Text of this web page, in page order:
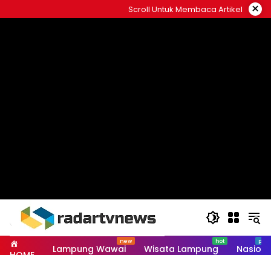
to
Scroll Untuk Membaca Artikel ×
Lampung Wawai Wisata Lampung